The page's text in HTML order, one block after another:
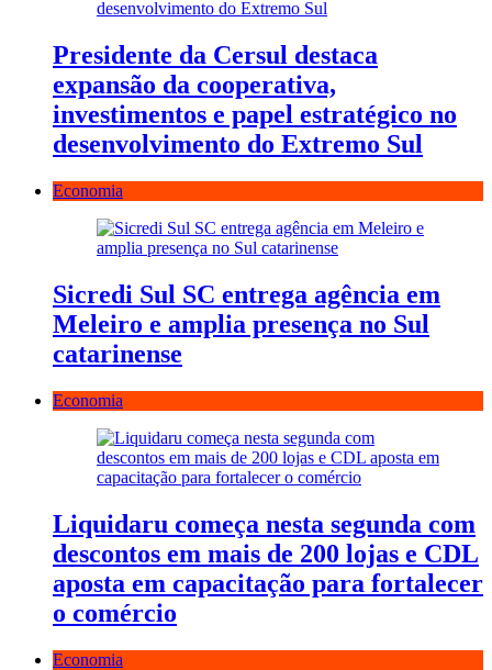
Presidente da Cersul destaca
expansão da cooperativa,
investimentos e papel estratégico no
desenvolvimento do Extremo Sul
Economia
Sicredi Sul SC entrega agência em
Meleiro e amplia presença no Sul
catarinense
Economia
Liquidaru começa nesta segunda com
descontos em mais de 200 lojas e CDL
aposta em capacitação para fortalecer
o comércio
Economia